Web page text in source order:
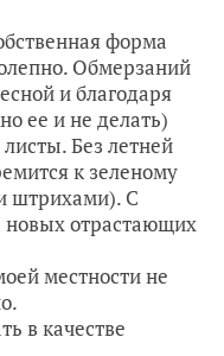
форма
Обмерзаний
и благодаря
ее и не делать)
Без летней
к зеленому
штрихами). С
новых отрастающих
местности не
в качестве